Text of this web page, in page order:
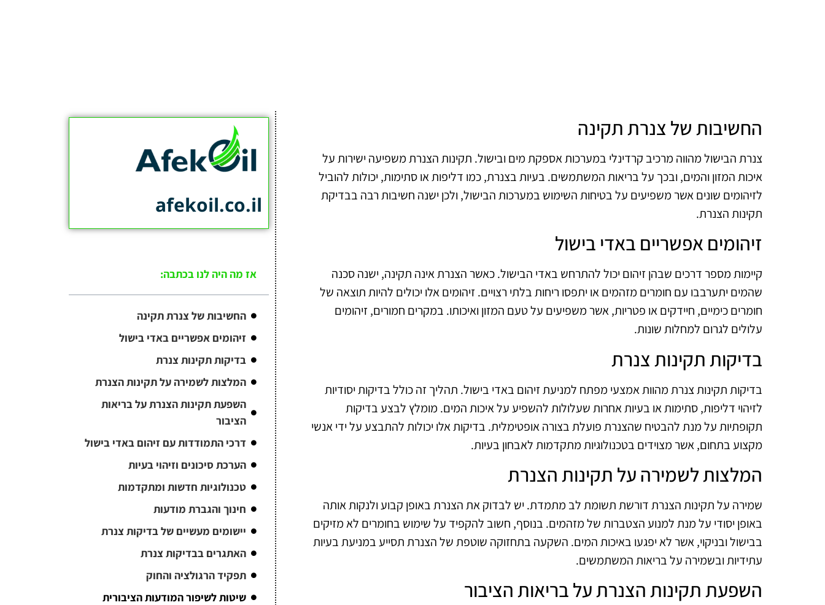
החשיבות של צנרת תקינה
צנרת הבישול מהווה מרכיב קרדינלי במערכות אספקת מים ובישול. תקינות הצנרת משפיעה ישירות על
איכות המזון והמים, ובכך על בריאות המשתמשים. בעיות בצנרת, כמו דליפות או סתימות, יכולות להוביל
לזיהומים שונים אשר משפיעים על בטיחות השימוש במערכות הבישול, ולכן ישנה חשיבות רבה בבדיקת
תקינות הצנרת.
זיהומים אפשריים באדי בישול
קיימות מספר דרכים שבהן זיהום יכול להתרחש באדי הבישול. כאשר הצנרת אינה תקינה, ישנה סכנה
שהמים יתערבבו עם חומרים מזהמים או יתפסו ריחות בלתי רצויים. זיהומים אלו יכולים להיות תוצאה של
חומרים כימיים, חיידקים או פטריות, אשר משפיעים על טעם המזון ואיכותו. במקרים חמורים, זיהומים
עלולים לגרום למחלות שונות.
בדיקות תקינות צנרת
בדיקות תקינות צנרת מהוות אמצעי מפתח למניעת זיהום באדי בישול. תהליך זה כולל בדיקות יסודיות
לזיהוי דליפות, סתימות או בעיות אחרות שעלולות להשפיע על איכות המים. מומלץ לבצע בדיקות
תקופתיות על מנת להבטיח שהצנרת פועלת בצורה אופטימלית. בדיקות אלו יכולות להתבצע על ידי אנשי
מקצוע בתחום, אשר מצוידים בטכנולוגיות מתקדמות לאבחון בעיות.
המלצות לשמירה על תקינות הצנרת
שמירה על תקינות הצנרת דורשת תשומת לב מתמדת. יש לבדוק את הצנרת באופן קבוע ולנקות אותה
באופן יסודי על מנת למנוע הצטברות של מזהמים. בנוסף, חשוב להקפיד על שימוש בחומרים לא מזיקים
בבישול ובניקוי, אשר לא יפגעו באיכות המים. השקעה בתחזוקה שוטפת של הצנרת תסייע במניעת בעיות
עתידיות ובשמירה על בריאות המשתמשים.
השפעת תקינות הצנרת על בריאות הציבור
afekoil.co.il
אז מה היה לנו בכתבה:
החשיבות של צנרת תקינה
זיהומים אפשריים באדי בישול
בדיקות תקינות צנרת
המלצות לשמירה על תקינות הצנרת
השפעת תקינות הצנרת על בריאות
הציבור
דרכי התמודדות עם זיהום באדי בישול
הערכת סיכונים וזיהוי בעיות
טכנולוגיות חדשות ומתקדמות
חינוך והגברת מודעות
יישומים מעשיים של בדיקות צנרת
האתגרים בבדיקות צנרת
תפקיד הרגולציה והחוק
שיטות לשיפור המודעות הציבורית